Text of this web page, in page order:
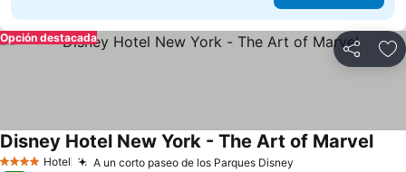
Compartir
Opción destacada
4 EstrellasHotel A un corto paseo de los Parques Disney
Disney Hotel New York - The Art of Marvel